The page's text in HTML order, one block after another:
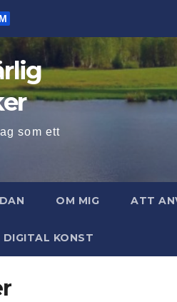
som ett
OM MIG ATT
DIGITAL KONST